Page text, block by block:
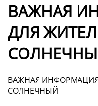
ВАЖНАЯ
ДЛЯ
ВАЖНАЯ
СОЛНЕЧНЫЙ